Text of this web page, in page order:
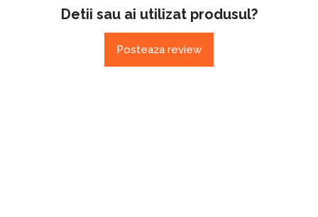
Detii sau ai utilizat produsul?
Posteaza review